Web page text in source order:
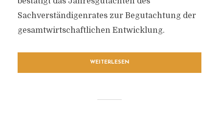
Sachverständigenrates zur Begutachtung der
gesamtwirtschaftlichen Entwicklung.
WEITERLESEN